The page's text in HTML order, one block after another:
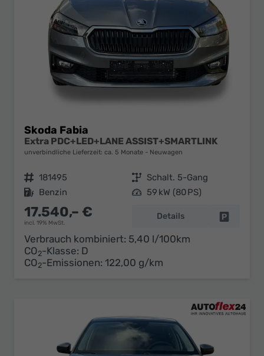
Skoda Fabia
Extra PDC+LED+LANE ASSIST+SMARTLINK
unverbindliche Lieferzeit: ca. 5 Monate Neuwagen
Fahrzeugnr. 181495 Getriebe Schalt. 5-Gang
Kraftstoff Benzin Leistung 59 kW (80 PS)
17.540,– €
incl. 19% MwSt.
Details
Verbrauch kombiniert: 5,40 l/100km
CO2-Klasse: D
CO2-Emissionen: 122,00 g/km